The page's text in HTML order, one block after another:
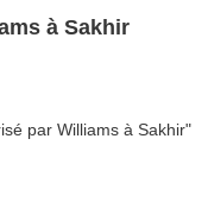
à Sakhir